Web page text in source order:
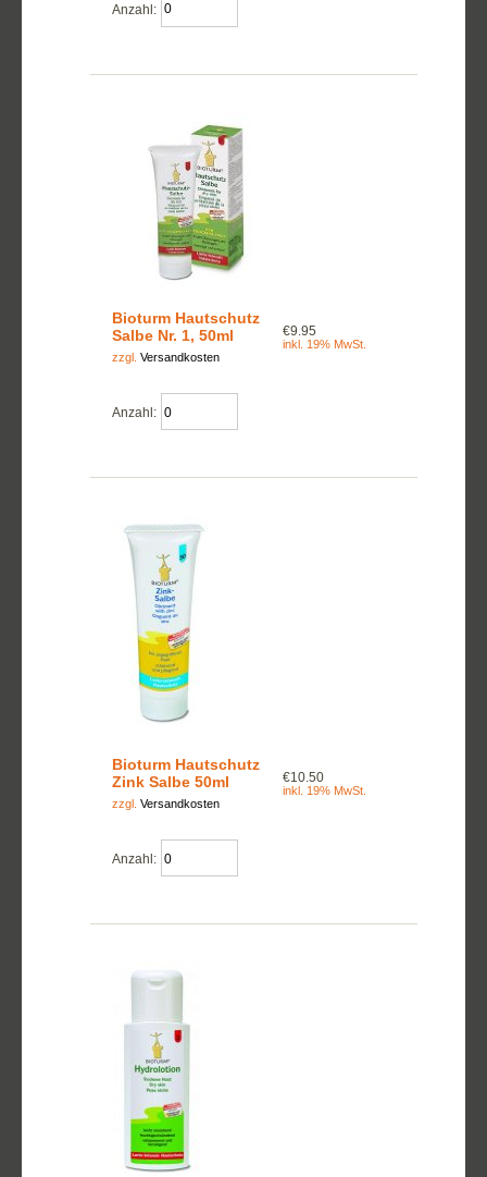
Anzahl:
Bioturm Hautschutz
Salbe Nr. 1, 50ml
€9.95
inkl. 19% MwSt.
zzgl. Versandkosten
Anzahl:
Bioturm Hautschutz
Zink Salbe 50ml
€10.50
inkl. 19% MwSt.
zzgl. Versandkosten
Anzahl: